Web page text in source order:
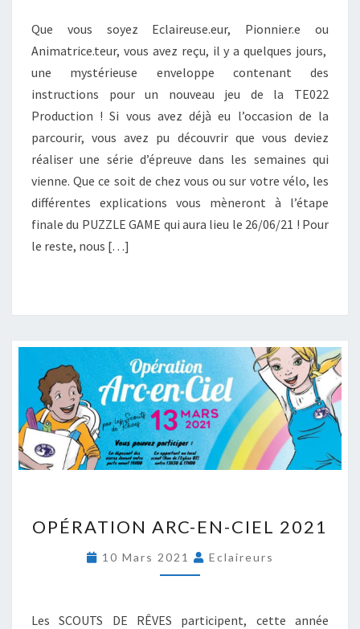
G
M
E
Que vous soyez Eclaireuse.eur, Pionnier.e ou
Animatrice.teur, vous avez reçu, il y a quelques jours,
une mystérieuse enveloppe contenant des
instructions pour un nouveau jeu de la TE022
Production ! Si vous avez déjà eu l’occasion de la
parcourir, vous avez pu découvrir que vous deviez
réaliser une série d’épreuve dans les semaines qui
vienne. Que ce soit de chez vous ou sur votre vélo, les
différentes explications vous mèneront à l’étape
finale du PUZZLE GAME qui aura lieu le 26/06/21 ! Pour
le reste, nous […]
P
R
A
I
OPÉRATION ARC-EN-CIEL 2021
10 Mars 2021 Eclaireurs
Les SCOUTS DE RÊVES participent, cette année